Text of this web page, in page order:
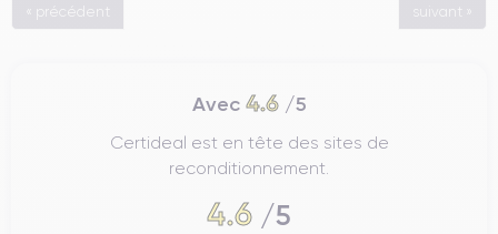
« précédent suivant »
Avec 4.6/5
Certideal est en tête des sites de
reconditionnement.
4.6 /5